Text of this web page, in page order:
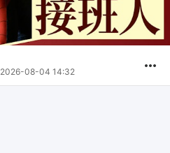
2026-08-04 14:32